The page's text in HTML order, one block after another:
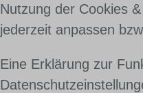
Nutzung der Cookies
jederzeit anpassen
Eine Erklärung zur